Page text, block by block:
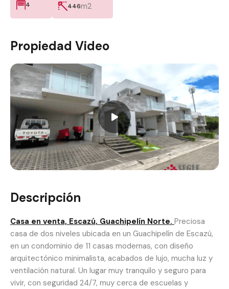
4
446m2
Propiedad Video
Descripción
Casa en venta, Escazú, Guachipelín Norte. Preciosa
casa de dos niveles ubicada en un Guachipelín de Escazú,
en un condominio de 11 casas modernas, con diseño
arquitectónico minimalista, acabados de lujo, mucha luz y
ventilación natural. Un lugar muy tranquilo y seguro para
vivir, con seguridad 24/7, muy cerca de escuelas y